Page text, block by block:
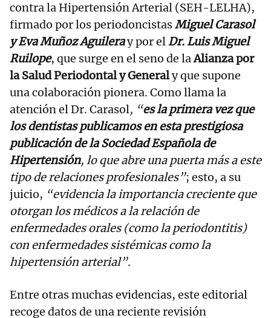
contra la Hipertensión Arterial (SEH-LELHA),
firmado por los periodoncistasMiguel Carasol
yEva Muñoz Aguileray por elDr. Luis Miguel
Ruilope, que surge en el seno de laAlianza por
la Salud Periodontal y Generaly que supone
una colaboración pionera. Como llama la
atención el Dr. Carasol, “es la primera vez que
los dentistas publicamos en esta prestigiosa
publicación de la Sociedad Española de
Hipertensión, lo que abre una puerta más a este
tipo de relaciones profesionales”; esto, a su
juicio, “evidencia la importancia creciente que
otorgan los médicos a la relación de
enfermedades orales (como la periodontitis)
con enfermedades sistémicas como la
hipertensión arterial”.
Entre otras muchas evidencias, este editorial
recoge datos de una reciente revisión